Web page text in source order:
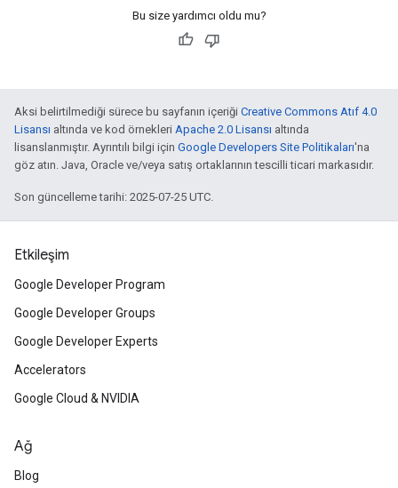
Bu size yardımcı oldu mu?
Aksi belirtilmediği sürece bu sayfanın içeriği Creative Commons Atıf 4.0
Lisansı altında ve kod örnekleri Apache 2.0 Lisansı altında
lisanslanmıştır. Ayrıntılı bilgi için Google Developers Site Politikaları'na
göz atın. Java, Oracle ve/veya satış ortaklarının tescilli ticari markasıdır.
Son güncelleme tarihi: 2025-07-25 UTC.
Etkileşim
Google Developer Program
Google Developer Groups
Google Developer Experts
Accelerators
Google Cloud & NVIDIA
Ağ
Blog